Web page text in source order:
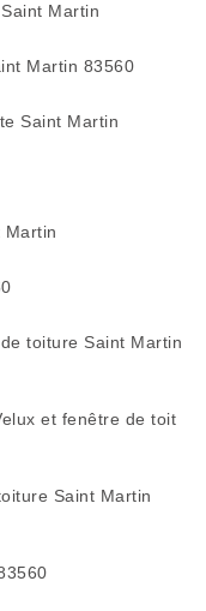
Martin
Martin 83560
Saint Martin
toiture Saint Martin
et fenêtre de toit
Saint Martin